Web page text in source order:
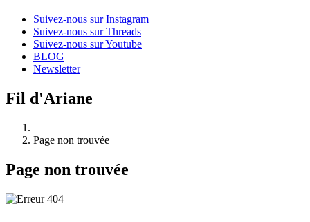
Suivez-nous sur Instagram
Suivez-nous sur Threads
Suivez-nous sur Youtube
BLOG
Newsletter
Fil d'Ariane
Page non trouvée
Page non trouvée